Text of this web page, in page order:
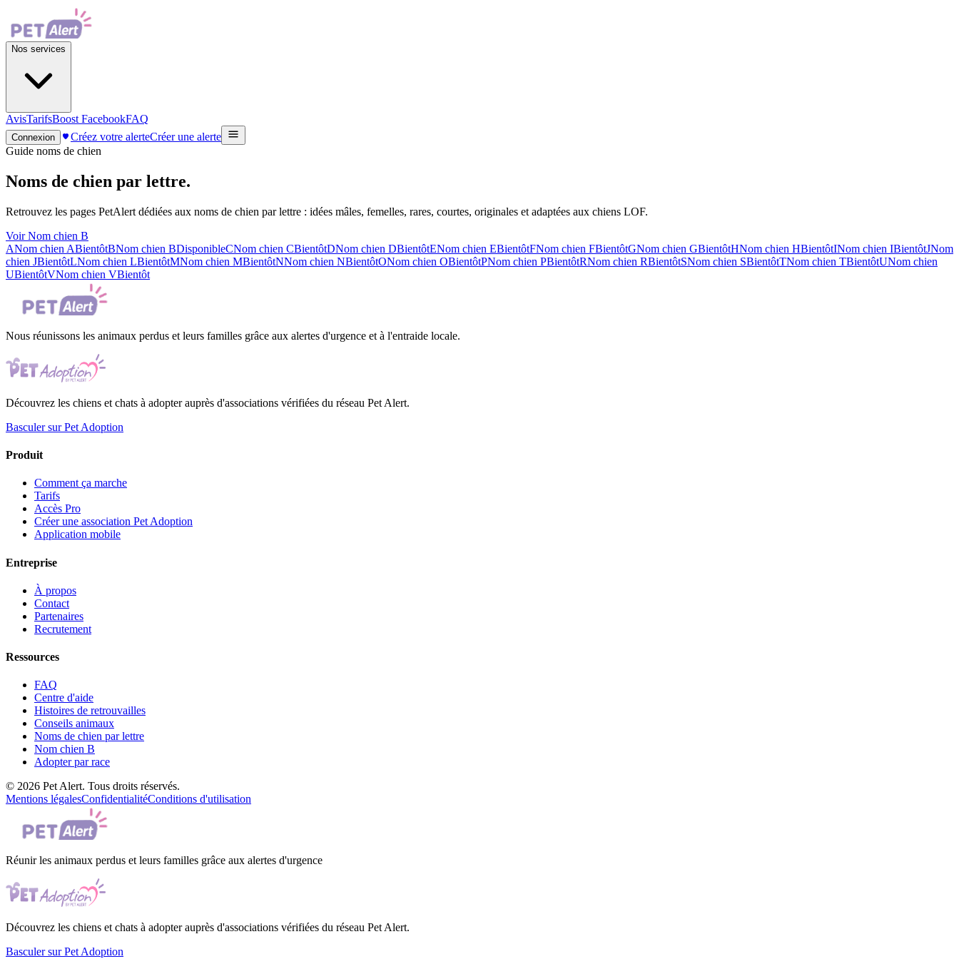
Nos services
AvisTarifsBoost FacebookFAQ
Connexion Créez votre alerteCréer une alerte
Guide noms de chien
Noms de chien par lettre.
Retrouvez les pages PetAlert dédiées aux noms de chien par lettre : idées mâles, femelles, rares, courtes, originales et adaptées aux chiens LOF.
Voir Nom chien B
ANom chien ABientôtBNom chien BDisponibleCNom chien CBientôtDNom chien DBientôtENom chien EBientôtFNom chien FBientôtGNom chien GBientôtHNom chien HBientôtINom chien IBientôtJNom
chien JBientôtLNom chien LBientôtMNom chien MBientôtNNom chien NBientôtONom chien OBientôtPNom chien PBientôtRNom chien RBientôtSNom chien SBientôtTNom chien TBientôtUNom chien
UBientôtVNom chien VBientôt
Nous réunissons les animaux perdus et leurs familles grâce aux alertes d'urgence et à l'entraide locale.
Découvrez les chiens et chats à adopter auprès d'associations vérifiées du réseau Pet Alert.
Basculer sur Pet Adoption
Produit
Comment ça marche
Tarifs
Accès Pro
Créer une association Pet Adoption
Application mobile
Entreprise
À propos
Contact
Partenaires
Recrutement
Ressources
FAQ
Centre d'aide
Histoires de retrouvailles
Conseils animaux
Noms de chien par lettre
Nom chien B
Adopter par race
© 2026 Pet Alert. Tous droits réservés.
Mentions légalesConfidentialitéConditions d'utilisation
Réunir les animaux perdus et leurs familles grâce aux alertes d'urgence
Découvrez les chiens et chats à adopter auprès d'associations vérifiées du réseau Pet Alert.
Basculer sur Pet Adoption